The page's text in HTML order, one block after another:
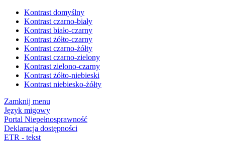
Kontrast domyślny
Kontrast czarno-biały
Kontrast biało-czarny
Kontrast żółto-czarny
Kontrast czarno-żółty
Kontrast czarno-zielony
Kontrast zielono-czarny
Kontrast żółto-niebieski
Kontrast niebiesko-żółty
Zamknij menu
Język migowy
Portal Niepełnosprawność
Deklaracja dostępności
ETR - tekst